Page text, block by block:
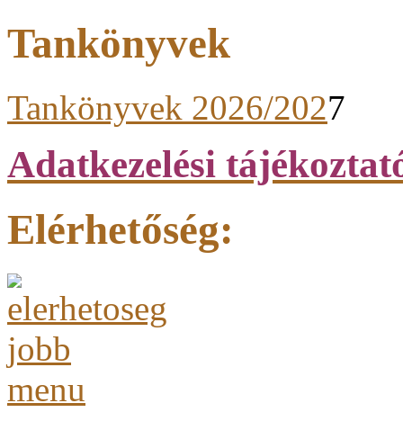
Tankönyvek
Tankönyvek 2026/2027
Adatkezelési
Elérhetőség: